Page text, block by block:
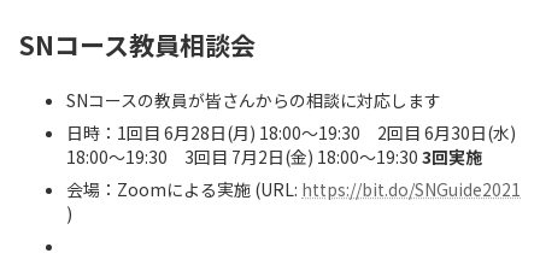
SNコース教員相談会
SNコースの教員が皆さんからの相談に対応します
日時：1回目 6月28日(月) 18:00～19:30 2回目 6月30日(水)
18:00～19:30 3回目 7月2日(金) 18:00～19:30 3回実施
会場：Zoomによる実施 (URL: https://bit.do/SNGuide2021
)